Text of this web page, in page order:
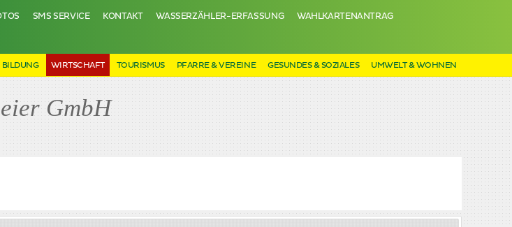
SMS SERVICE KONTAKT WASSERZÄHLER-ERFASSUNG WAHLKARTENANTRAG
BILDUNG WIRTSCHAFT TOURISMUS PFARRE & VEREINE GESUNDES & SOZIALES UMWELT & WOHNEN
GmbH